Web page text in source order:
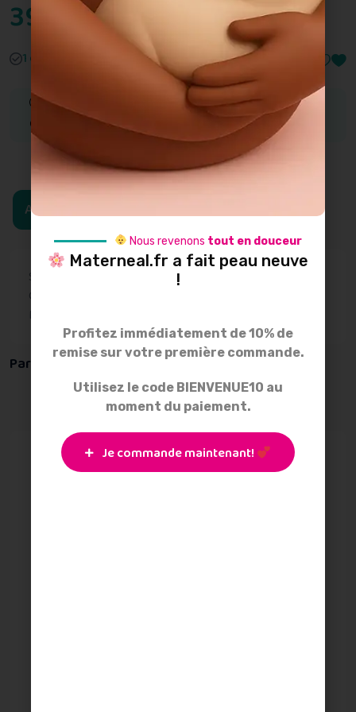
39.00€
1 en stock
Achetez cet article et obtenez3 Points - d'une valeur de
0.06
Ajouter au panier
SKU:
Catégories:
Marque:
Partager :
Description
Nous revenons tout en douceur
Materneal.fr a fait peau neuve
!
Profitez immédiatement de 10% de
remise sur votre première commande.
Utilisez le code BIENVENUE10 au
moment du paiement.
Je commande maintenant!